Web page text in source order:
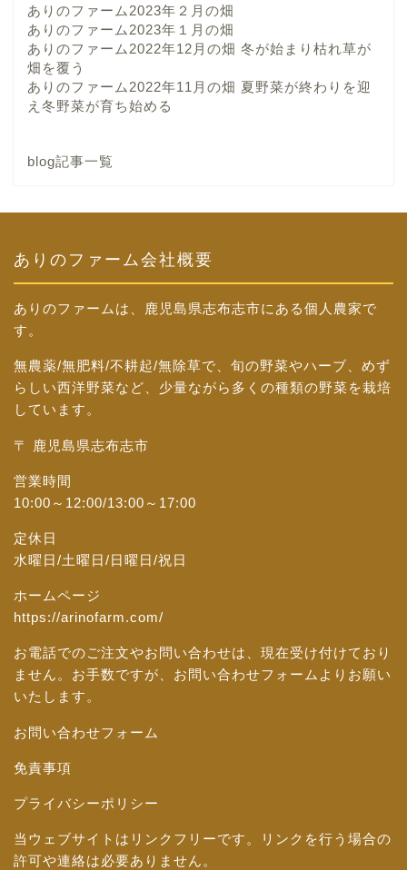
ありのファーム2023年２月の畑
ありのファーム2023年１月の畑
ありのファーム2022年12月の畑 冬が始まり枯れ草が
畑を覆う
ありのファーム2022年11月の畑 夏野菜が終わりを迎
え冬野菜が育ち始める
blog記事一覧
ありのファーム会社概要
ありのファームは、鹿児島県志布志市にある個人農家で
す。
無農薬/無肥料/不耕起/無除草で、旬の野菜やハーブ、めず
らしい西洋野菜など、少量ながら多くの種類の野菜を栽培
しています。
〒 鹿児島県志布志市
営業時間
10:00～12:00/13:00～17:00
定休日
水曜日/土曜日/日曜日/祝日
ホームページ
https://arinofarm.com/
お電話でのご注文やお問い合わせは、現在受け付けており
ません。お手数ですが、 お問い合わせフォーム よりお願い
いたします。
お問い合わせフォーム
免責事項
プライバシーポリシー
当ウェブサイトはリンクフリーです。リンクを行う場合の
許可や連絡は必要ありません。